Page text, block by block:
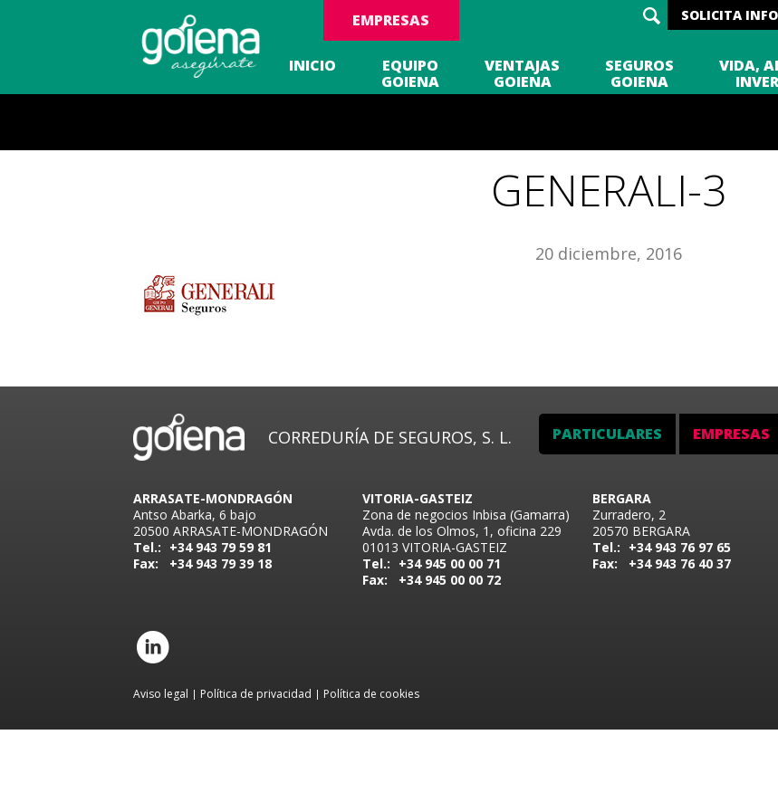
EMPRESAS SOLICITA
INICIO
EQUIPO
GOIENA
VENTAJAS
GOIENA
SEGUROS
GOIENA
VIDA,
GENERALI-3
20 diciembre, 2016
CORREDURÍA DE SEGUROS, S. L. PARTICULARES EMPRESAS
ARRASATE-MONDRAGÓN
Antso Abarka, 6 bajo
20500 ARRASATE-MONDRAGÓN
Tel.: +34 943 79 59 81
Fax:
+34 943 79 39 18
VITORIA-GASTEIZ
Zona de negocios Inbisa (Gamarra)
Avda. de los Olmos, 1, oficina 229
01013 VITORIA-GASTEIZ
Tel.: +34 945 00 00 71
Fax:
+34 945 00 00 72
BERGARA
Zurradero, 2
20570 BERGARA
Tel.: +34 943 76 97 65
Fax:
+34 943 76 40 37
Aviso legal Política de privacidad Política de cookies